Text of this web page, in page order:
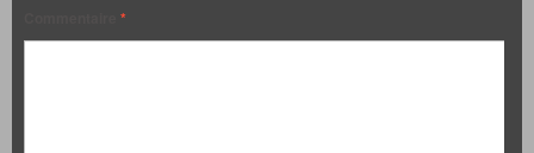
*